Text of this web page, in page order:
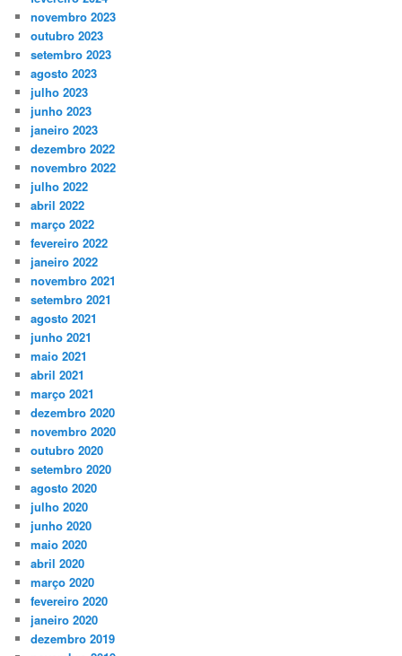
novembro 2023
outubro 2023
setembro 2023
agosto 2023
julho 2023
junho 2023
janeiro 2023
dezembro 2022
novembro 2022
julho 2022
abril 2022
março 2022
fevereiro 2022
janeiro 2022
novembro 2021
setembro 2021
agosto 2021
junho 2021
maio 2021
abril 2021
março 2021
dezembro 2020
novembro 2020
outubro 2020
setembro 2020
agosto 2020
julho 2020
junho 2020
maio 2020
abril 2020
março 2020
fevereiro 2020
janeiro 2020
dezembro 2019